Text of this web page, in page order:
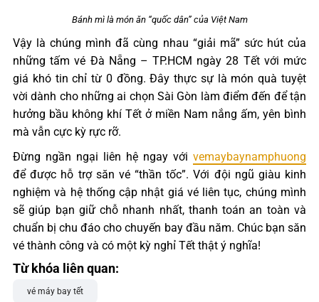
Bánh mì là món ăn “quốc dân” của Việt Nam
Vậy là chúng mình đã cùng nhau “giải mã” sức hút của
những tấm vé Đà Nẵng – TP.HCM ngày 28 Tết với mức
giá khó tin chỉ từ 0 đồng. Đây thực sự là món quà tuyệt
vời dành cho những ai chọn Sài Gòn làm điểm đến để tận
hưởng bầu không khí Tết ở miền Nam nắng ấm, yên bình
mà vẫn cực kỳ rực rỡ.
Đừng ngần ngại liên hệ ngay với vemaybaynamphuong
để được hỗ trợ săn vé “thần tốc”. Với đội ngũ giàu kinh
nghiệm và hệ thống cập nhật giá vé liên tục, chúng mình
sẽ giúp bạn giữ chỗ nhanh nhất, thanh toán an toàn và
chuẩn bị chu đáo cho chuyến bay đầu năm. Chúc bạn săn
vé thành công và có một kỳ nghỉ Tết thật ý nghĩa!
Từ khóa liên quan:
vé máy bay tết